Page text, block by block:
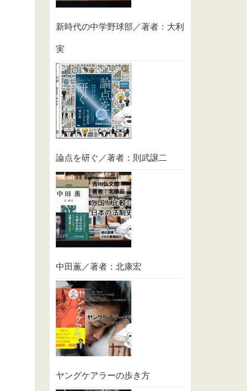
新時代の中学野球部／著者：大利
実
論点を研ぐ／著者：則武譲二
中田薫／著者：北康宏
ヤングケアラーの歩き方